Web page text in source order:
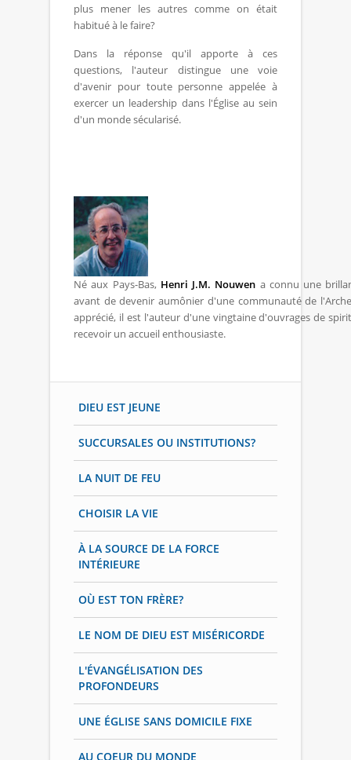
plus mener les autres comme on était
habitué à le faire?
Dans la réponse qu'il apporte à ces
questions, l'auteur distingue une voie
d'avenir pour toute personne appelée à
exercer un leadership dans l'Église au sein
d'un monde sécularisé.
Né aux Pays-Bas, Henri J.M. Nouwen a connu une
avant de devenir aumônier d'une communauté de
apprécié, il est l'auteur d'une vingtaine d'ouvrages de
recevoir un accueil enthousiaste.
DIEU EST JEUNE
SUCCURSALES OU INSTITUTIONS?
LA NUIT DE FEU
CHOISIR LA VIE
À LA SOURCE DE LA FORCE
INTÉRIEURE
OÙ EST TON FRÈRE?
LE NOM DE DIEU EST MISÉRICORDE
L'ÉVANGÉLISATION DES
PROFONDEURS
UNE ÉGLISE SANS DOMICILE FIXE
AU COEUR DU MONDE